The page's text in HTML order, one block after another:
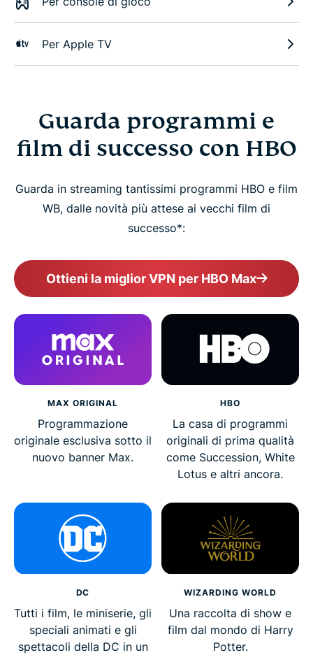
Per Apple TV
Guarda programmi e
film di successo con HBO
Guarda in streaming tantissimi programmi HBO e film
WB, dalle novità più attese ai vecchi film di
successo*:
Ottieni la miglior VPN per HBO Max
MAX ORIGINAL
Programmazione
originale esclusiva sotto il
nuovo banner Max.
HBO
La casa di programmi
originali di prima qualità
come Succession, White
Lotus e altri ancora.
DC
Tutti i film, le miniserie, gli
speciali animati e gli
spettacoli della DC in un
WIZARDING WORLD
Una raccolta di show e
film dal mondo di Harry
Potter.